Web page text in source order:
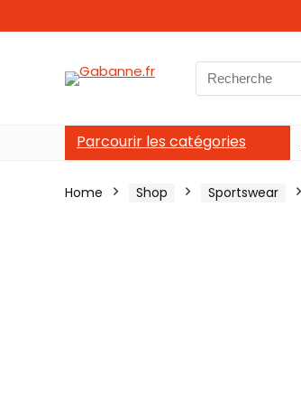
Search
for:
Parcourir les catégories
Home Shop Sportswear